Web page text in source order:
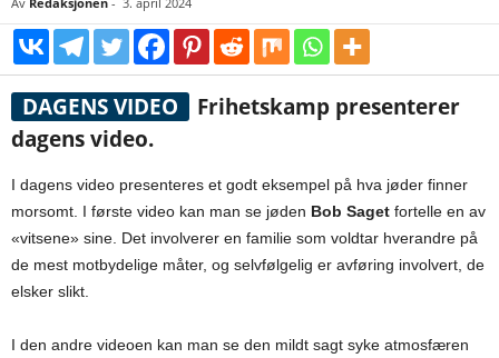
DAGENS VIDEO
Frihetskamp presenterer
dagens video.
I dagens video presenteres et godt eksempel på hva jøder finner
morsomt. I første video kan man se jøden Bob Saget fortelle en av
«vitsene» sine. Det involverer en familie som voldtar hverandre på
de mest motbydelige måter, og selvfølgelig er avføring involvert, de
elsker slikt.
I den andre videoen kan man se den mildt sagt syke atmosfæren